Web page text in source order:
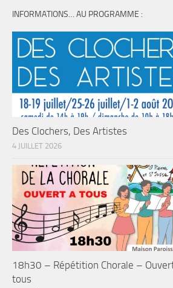
INFORMATIONS… AU PROGRAMME :
Des Clochers, Des Artistes
4 JUILLET 2026
18h30 – Répétition Chorale –
tous